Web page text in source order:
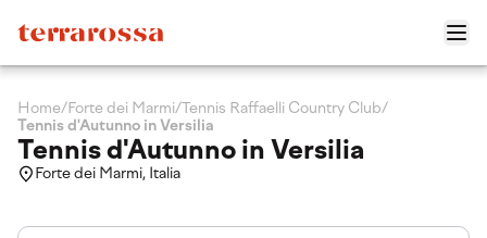
Home/Forte dei Marmi/Tennis Raffaelli Country Club/
Tennis d'Autunno in Versilia
Tennis d'Autunno in Versilia
Forte dei Marmi, Italia